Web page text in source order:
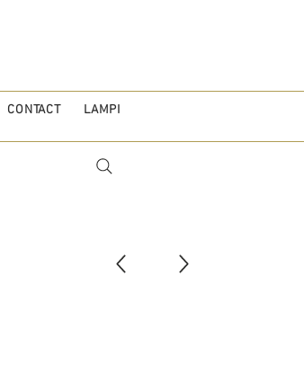
CONTACT LAMPI